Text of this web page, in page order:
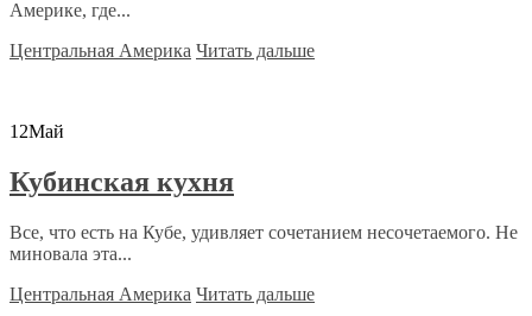
Америке, где...
Центральная Америка Читать дальше
12Май
Кубинская кухня
Все, что есть на Кубе, удивляет сочетанием несочетаемого. Не
миновала эта...
Центральная Америка Читать дальше